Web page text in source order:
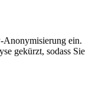
Anonymisierung ein.
gekürzt, sodass Sie